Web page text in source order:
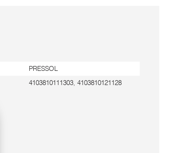
PRESSOL
4103810111303, 4103810121128